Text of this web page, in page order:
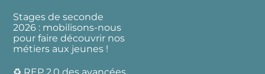
Stages de seconde
2026 : mobilisons-nous
pour faire découvrir nos
métiers aux jeunes !